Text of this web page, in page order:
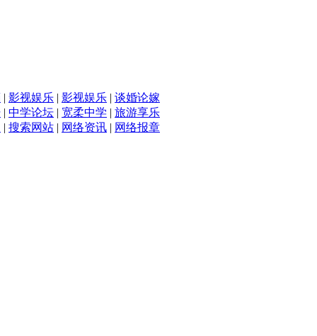
| 影视娱乐 | 影视娱乐 | 谈婚论嫁
| 中学论坛 | 宽柔中学 | 旅游享乐
| 搜索网站 | 网络资讯 | 网络报章